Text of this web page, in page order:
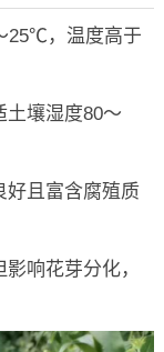
25℃，温度高于
土壤湿度80～
好且富含腐殖质
响花芽分化，